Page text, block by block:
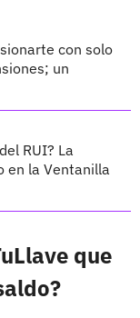
con solo
un
RUI? La
en la Ventanilla
que